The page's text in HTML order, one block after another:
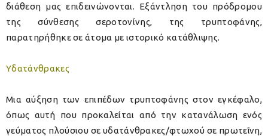
διάθεση μας επιδεινώνονται. Εξάντληση του πρόδρομου
της σύνθεσης σεροτονίνης, της τρυπτοφάνης,
παρατηρήθηκε σε άτομα με ιστορικό κατάθλιψης.
Υδατάνθρακες
Μια αύξηση των επιπέδων τρυπτοφάνης στον εγκέφαλο,
όπως αυτή που προκαλείται από την κατανάλωση ενός
γεύματος πλούσιου σε υδατάνθρακες/φτωχού σε πρωτεΐνη,